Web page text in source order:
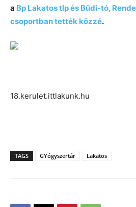
a Bp Lakatos tlp és Büdi-tó,
csoportban tették közzé.
18.kerulet.ittlakunk.hu
TAGS GYógyszertár Lakatos